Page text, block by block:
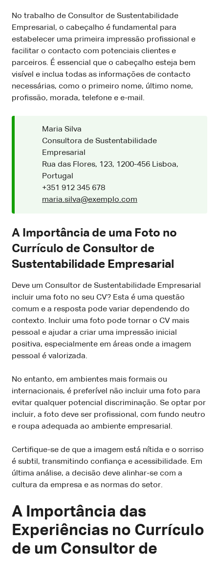
No trabalho de Consultor de Sustentabilidade
Empresarial, o cabeçalho é fundamental para
estabelecer uma primeira impressão profissional e
facilitar o contacto com potenciais clientes e
parceiros. É essencial que o cabeçalho esteja bem
visível e inclua todas as informações de contacto
necessárias, como o primeiro nome, último nome,
profissão, morada, telefone e e-mail.
Maria Silva
Consultora de Sustentabilidade
Empresarial
Rua das Flores, 123, 1200-456 Lisboa,
Portugal
+351 912 345 678
maria.silva@exemplo.com
A Importância de uma Foto no
Currículo de Consultor de
Sustentabilidade Empresarial
Deve um Consultor de Sustentabilidade Empresarial
incluir uma foto no seu CV? Esta é uma questão
comum e a resposta pode variar dependendo do
contexto. Incluir uma foto pode tornar o CV mais
pessoal e ajudar a criar uma impressão inicial
positiva, especialmente em áreas onde a imagem
pessoal é valorizada.
No entanto, em ambientes mais formais ou
internacionais, é preferível não incluir uma foto para
evitar qualquer potencial discriminação. Se optar por
incluir, a foto deve ser profissional, com fundo neutro
e roupa adequada ao ambiente empresarial.
Certifique-se de que a imagem está nítida e o sorriso
é subtil, transmitindo confiança e acessibilidade. Em
última análise, a decisão deve alinhar-se com a
cultura da empresa e as normas do setor.
A Importância das
Experiências no Currículo
de um Consultor de